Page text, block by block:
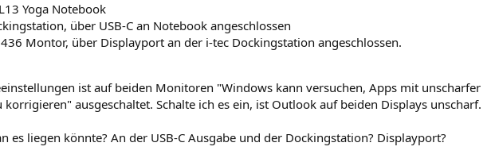
Yoga Notebook
über USB-C an Notebook angeschlossen
Montor, über Displayport an der i-tec Dockingstation angeschlossen.
ist auf beiden Monitoren "Windows kann versuchen, Apps mit unscharfer
korrigieren" ausgeschaltet. Schalte ich es ein, ist Outlook auf beiden Displays unscharf.
es liegen könnte? An der USB-C Ausgabe und der Dockingstation? Displayport?